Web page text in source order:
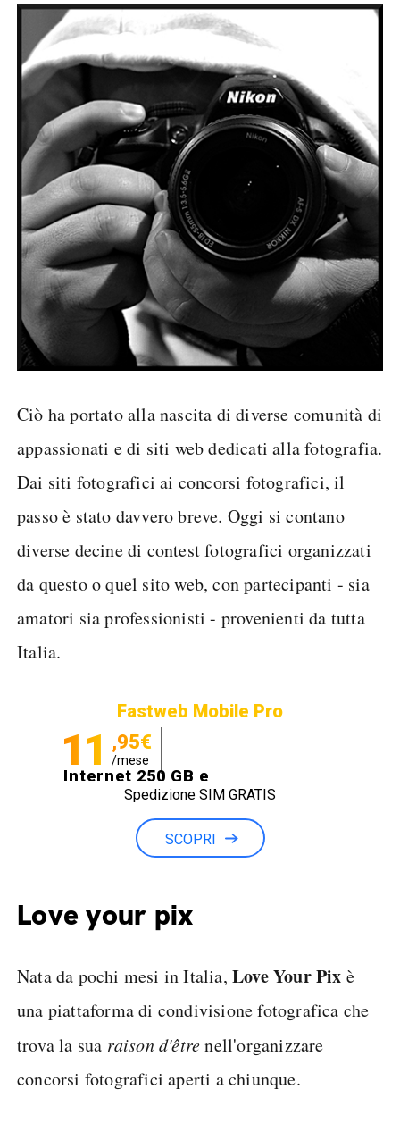
Ciò ha portato alla nascita di diverse comunità di
appassionati e di siti web dedicati alla fotografia.
Dai siti fotografici ai concorsi fotografici, il
passo è stato davvero breve. Oggi si contano
diverse decine di contest fotografici organizzati
da questo o quel sito web, con partecipanti - sia
amatori sia professionisti - provenienti da tutta
Italia.
Fastweb Mobile Pro
11 ,95€
/mese
Internet 250 GB e
Minuti illimitati
Spedizione SIM GRATIS
SCOPRI
Love your pix
Nata da pochi mesi in Italia, Love Your Pix è
una piattaforma di condivisione fotografica che
trova la sua raison d'êtrenell'organizzare
concorsi fotografici aperti a chiunque.